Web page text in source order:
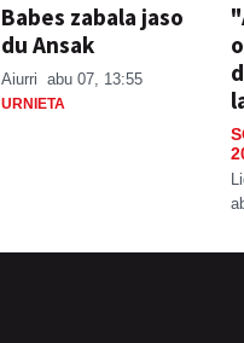
Babes zabala jaso
du Ansak
Aiurri abu 07, 13:55
URNIETA